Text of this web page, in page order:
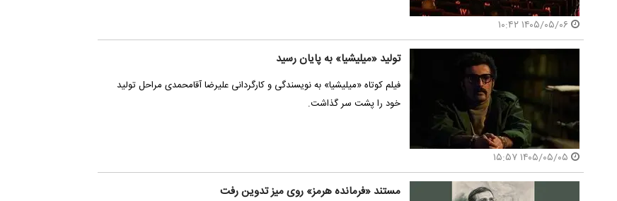
تولید «میلیشیا» به پایان رسید
فیلم کوتاه «میلیشیا» به نویسندگی و کارگردانی علیرضا آقامحمدی مراحل تولید
خود را پشت سر گذاشت.
مستند «فرمانده هرمز» روی میز تدوین رفت